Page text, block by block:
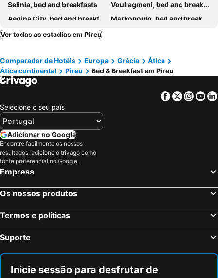
Selinia, bed and breakfasts
Vouliagmeni, bed and breakfasts
Aegina City, bed and breakfasts
Markopoulo, bed and breakfasts
Kifissia, bed and breakfasts
Faliro, bed and breakfasts
Elefsina, bed and breakfasts
Ver todas as estadias em Pireu
Comparador de Hotéis Europa Grécia
Ática
Ática continental
Pireu Bed & Breakfast em Pireu
Facebook
Twitter
Selecione o seu país
Adicionar no Google
Encontre facilmente os nossos
resultados: adicione o trivago como
fonte preferencial no Google.
Empresa
Os nossos produtos
Termos e políticas
Suporte
Inicie sessão para desfrutar de